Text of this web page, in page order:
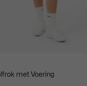
met Voering